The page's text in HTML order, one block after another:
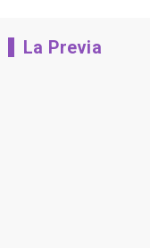
La Previa